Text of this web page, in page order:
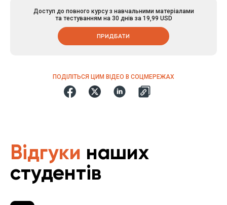
ПОДІЛІТЬСЯ ЦИМ ВІДЕО В СОЦМЕРЕЖАХ
Доступ до повного курсу з навчальними матеріалами
та тестуванням на 30 днів за 19,99 USD
ПРИДБАТИ
Відгуки наших
студентів